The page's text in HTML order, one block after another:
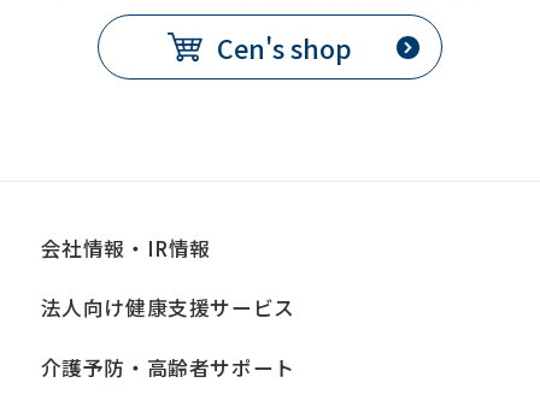
Cen's shop
会社情報・IR情報
法人向け健康支援サービス
介護予防・高齢者サポート